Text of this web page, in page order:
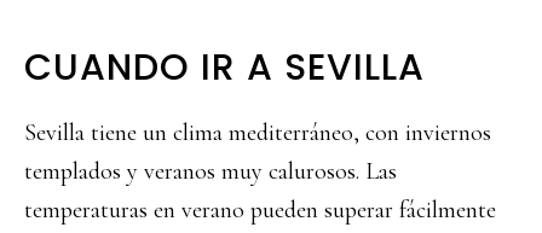
CUANDO IR A SEVILLA
Sevilla tiene un clima mediterráneo, con inviernos
templados y veranos muy calurosos. Las
temperaturas en verano pueden superar fácilmente